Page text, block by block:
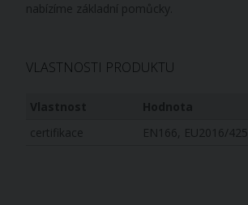
nabízíme základní pomůcky.
VLASTNOSTI PRODUKTU
certifikace
EN166, EU2016/425